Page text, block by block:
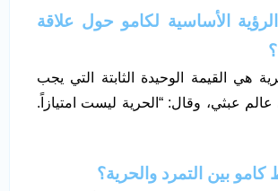
الأساسية لكامو حول علاقة
هي القيمة الوحيدة الثابتة التي يجب
عبثي، وقال: “الحرية ليست امتيازاً.
بين التمرد والحرية؟